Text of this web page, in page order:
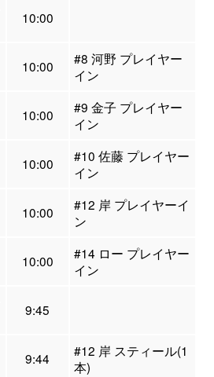
10:00
10:00
#8 河野 プレイヤー
イン
10:00
#9 金子 プレイヤー
イン
10:00
#10 佐藤 プレイヤー
イン
10:00
#12 岸 プレイヤーイ
ン
10:00
#14 ロー プレイヤー
イン
9:45
9:44
#12 岸 スティール(1
本)